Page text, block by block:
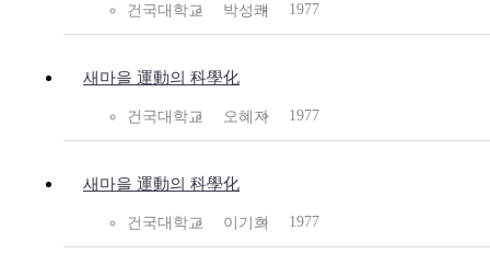
건국대학교 박성쾌 1977
새마을 運動의 科學化
건국대학교 오혜자 1977
새마을 運動의 科學化
건국대학교 이기희 1977